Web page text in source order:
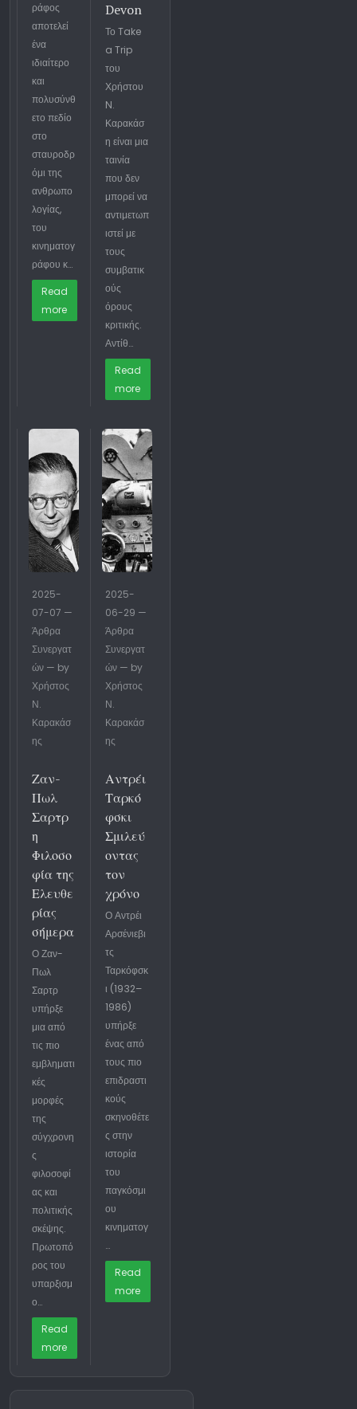
ράφος
αποτελεί
ένα
ιδιαίτερο
και
πολυσύνθ
ετο πεδίο
στο
σταυροδρ
όμι της
ανθρωπο
λογίας,
του
κινηματογ
ράφου κ…
Read
more
Devon
Το Take
a Trip
του
Χρήστου
N.
Καρακάσ
η είναι μια
ταινία
που δεν
μπορεί να
αντιμετωπ
ιστεί με
τους
συμβατικ
ούς
όρους
κριτικής.
Αντίθ…
Read
more
2025-
07-07 —
Άρθρα
Συνεργατ
ών — by
Χρήστος
Ν.
Καρακάσ
ης
Ζαν-
Πωλ
Σαρτρ
η
Φιλοσο
φία της
Ελευθε
ρίας
σήμερα
Ο Ζαν-
Πωλ
Σαρτρ
υπήρξε
μια από
τις πιο
εμβληματι
κές
μορφές
της
σύγχρονη
ς
φιλοσοφί
ας και
πολιτικής
σκέψης.
Πρωτοπό
ρος του
υπαρξισμ
ο…
Read
more
2025-
06-29 —
Άρθρα
Συνεργατ
ών — by
Χρήστος
Ν.
Καρακάσ
ης
Αντρέι
Ταρκό
φσκι
Σμιλεύ
οντας
τον
χρόνο
Ο Αντρέι
Αρσένιεβι
τς
Ταρκόφσκ
ι (1932–
1986)
υπήρξε
ένας από
τους πιο
επιδραστι
κούς
σκηνοθέτε
ς στην
ιστορία
του
παγκόσμι
ου
κινηματογ
…
Read
more